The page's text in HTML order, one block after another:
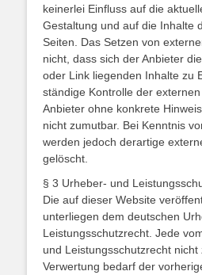
keinerlei Einfluss auf die
Gestaltung und auf die Inhalte
Seiten. Das Setzen von
nicht, dass sich der Anbieter
oder Link liegenden Inhalte zu
ständige Kontrolle der
Anbieter ohne konkrete
nicht zumutbar. Bei Kenntnis
werden jedoch derartige
gelöscht.
§ 3 Urheber- und
Die auf dieser Website
unterliegen dem deutschen
Leistungsschutzrecht. Jede
und Leistungsschutzrecht nicht
Verwertung bedarf der